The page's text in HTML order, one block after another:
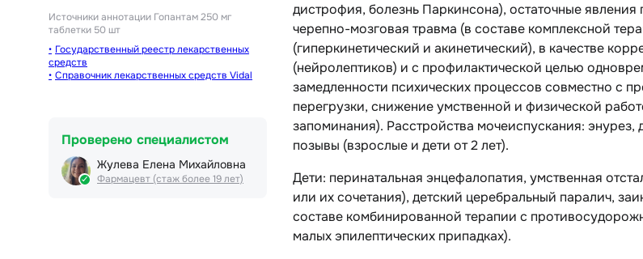
Источники аннотации Гопантам 250 мг
таблетки 50 шт
Государственный реестр лекарственных
средств
Справочник лекарственных средств Vidal
Проверено специалистом
Жулева Елена Михайловна
Фармацевт (стаж более 19 лет)
дистрофия, болезнь Паркинсона), остаточные
черепно-мозговая травма (в составе комплексной
(гиперкинетический и акинетический), в качестве
(нейролептиков) и с профилактической целью
замедленности психических процессов совместно с
перегрузки, снижение умственной и физической
запоминания). Расстройства мочеиспускания:
позывы (взрослые и дети от 2 лет).
Дети: перинатальная энцефалопатия, умственная
или их сочетания), детский церебральный паралич,
составе комбинированной терапии с
малых эпилептических припадках).